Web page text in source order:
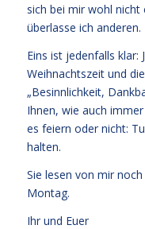
sich bei mir wohl nicht
überlasse ich anderen.
Eins ist jedenfalls
Weihnachtszeit und
„Besinnlichkeit,
Ihnen, wie auch
es feiern oder nicht:
halten.
Sie lesen von mir
Montag.
Ihr und Euer